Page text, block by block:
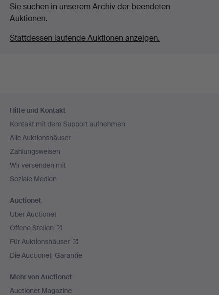
Sie suchen in unserem Archiv der beendeten
Auktionen.
Stattdessen laufende Auktionen anzeigen.
Navigation
Hilfe und Kontakt
Kontakt mit dem Support aufnehmen
Alle Auktionshäuser
Zahlungsweisen
Wir versenden mit
Soziale Medien
Auctionet
Über Auctionet
Offene Stellen
Für Auktionshäuser
Die Auctionet-Garantie
Mehr von Auctionet
Auctionet Magazine